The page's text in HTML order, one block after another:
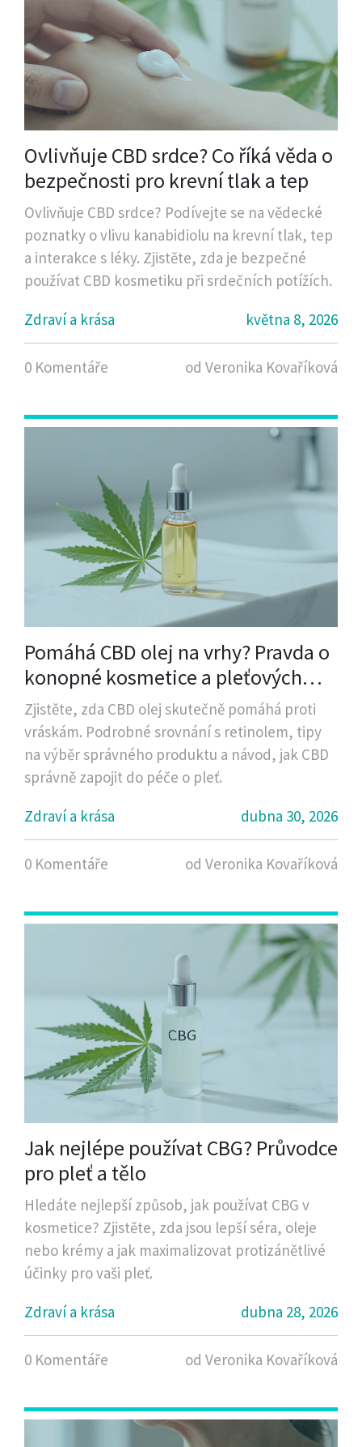
Ovlivňuje CBD srdce? Co říká věda o
bezpečnosti pro krevní tlak a tep
Ovlivňuje CBD srdce? Podívejte se na vědecké
poznatky o vlivu kanabidiolu na krevní tlak, tep
a interakce s léky. Zjistěte, zda je bezpečné
používat CBD kosmetiku při srdečních potížích.
Zdraví a krása
května 8, 2026
0 Komentáře od Veronika Kovaříková
Pomáhá CBD olej na vrhy? Pravda o
konopné kosmetice a pleťových
vrýchkách
Zjistěte, zda CBD olej skutečně pomáhá proti
vráskám. Podrobné srovnání s retinolem, tipy
na výběr správného produktu a návod, jak CBD
správně zapojit do péče o pleť.
Zdraví a krása
dubna 30, 2026
0 Komentáře od Veronika Kovaříková
Jak nejlépe používat CBG? Průvodce
pro pleť a tělo
Hledáte nejlepší způsob, jak používat CBG v
kosmetice? Zjistěte, zda jsou lepší séra, oleje
nebo krémy a jak maximalizovat protizánětlivé
účinky pro vaši pleť.
Zdraví a krása
dubna 28, 2026
0 Komentáře od Veronika Kovaříková